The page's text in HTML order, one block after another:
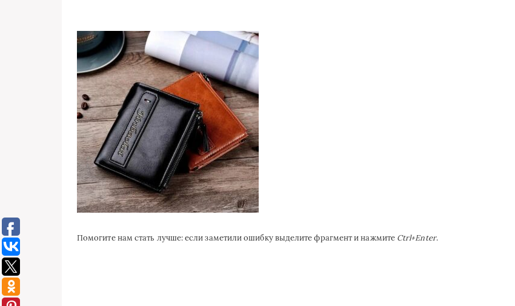
Помогите нам стать лучше: если заметили ошибку выделите фрагмент и нажмите Ctrl+Enter.